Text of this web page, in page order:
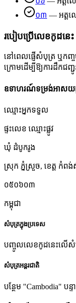
០៣ — អត្ត
របៀបប្រើលេខកូដនេះ
នៅពេលផ្ញើសំបុត្រ ឬក
ក្រោមដើម្បីឱ្យការដឹកជ
ឧទាហរណ៍ទម្រង់អាសយដ្
ឈ្មោះអ្នកទទួល
ផ្ទះលេខ ឈ្មោះផ្លូវ
ឃុំ ដំបូករូង
ស្រុក ភ្នំស្រួច, ខេត្ត កំពង់
០៥០៦០៣
កម្ពុជា
សំបុត្រក្នុងប្រទេស
បញ្ចូលលេខកូដនេះលើសំបុ
សំបុត្រអន្តរជាតិ
បន្ថែម "Cambodia" ប